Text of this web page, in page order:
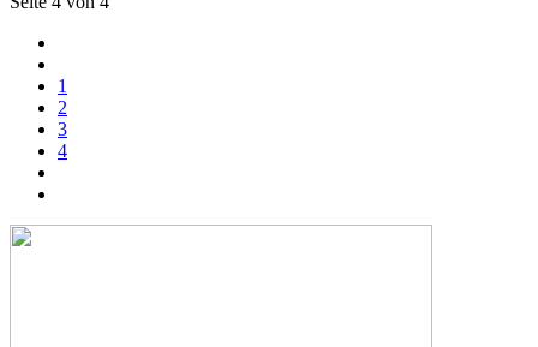
1
2
3
4